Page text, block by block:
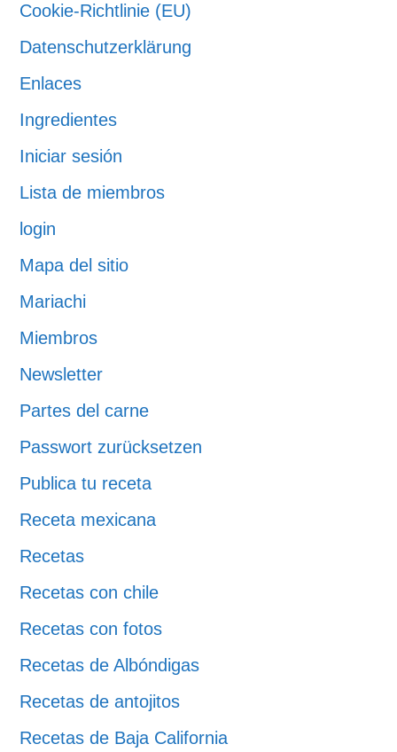
Cookie-Richtlinie (EU)
Datenschutzerklärung
Enlaces
Ingredientes
Iniciar sesión
Lista de miembros
login
Mapa del sitio
Mariachi
Miembros
Newsletter
Partes del carne
Passwort zurücksetzen
Publica tu receta
Receta mexicana
Recetas
Recetas con chile
Recetas con fotos
Recetas de Albóndigas
Recetas de antojitos
Recetas de Baja California